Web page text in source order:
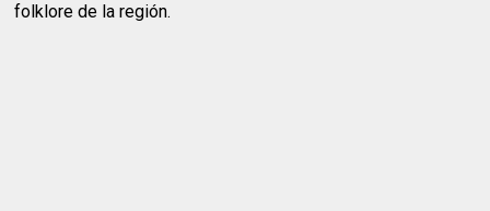
folklore de la región.